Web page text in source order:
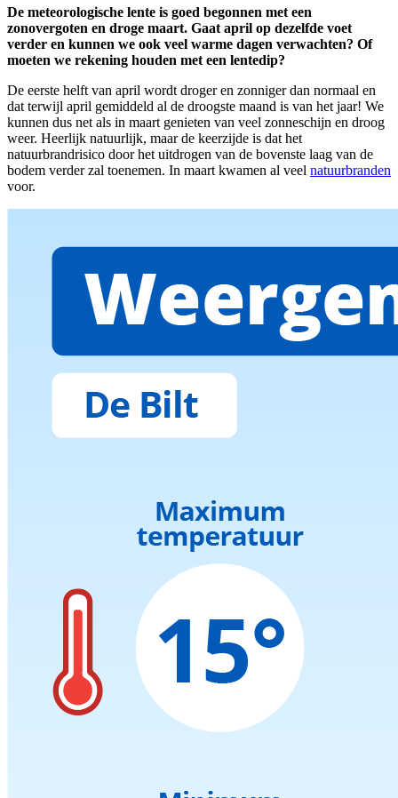
De meteorologische lente is goed begonnen met een
zonovergoten en droge maart. Gaat april op dezelfde voet
verder en kunnen we ook veel warme dagen verwachten? Of
moeten we rekening houden met een lentedip?
De eerste helft van april wordt droger en zonniger dan normaal en
dat terwijl april gemiddeld al de droogste maand is van het jaar! We
kunnen dus net als in maart genieten van veel zonneschijn en droog
weer. Heerlijk natuurlijk, maar de keerzijde is dat het
natuurbrandrisico door het uitdrogen van de bovenste laag van de
bodem verder zal toenemen. In maart kwamen al veel natuurbranden
voor.